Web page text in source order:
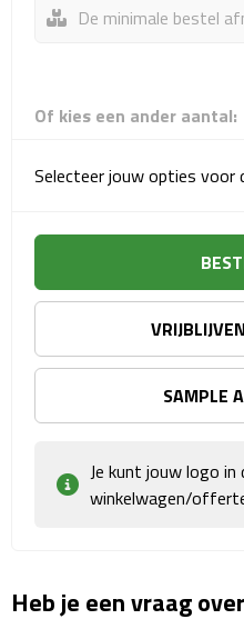
Rugzakken
Laptop rugzakken
Promo rugzakjes
Sport- &
Sporttassen
Schoenentassen
Strandtassen
Lunchtassen
De minimale bestel
Of kies een ander aantal:
Selecteer jouw opties voor
SAMPLE
Je kunt jouw logo in
winkelwagen/
Heb je een vraag